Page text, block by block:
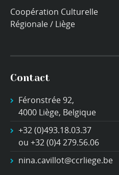
Coopération Culturelle
Régionale / Liège
Contact
Féronstrée 92,
4000 Liège, Belgique
+32 (0)493.18.03.37
ou +32 (0)4 279.56.06
nina.cavillot@ccrliege.be